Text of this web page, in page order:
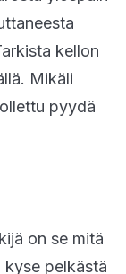
kellon
Mikäli
pyydä
on se mitä
kyse pelkästä